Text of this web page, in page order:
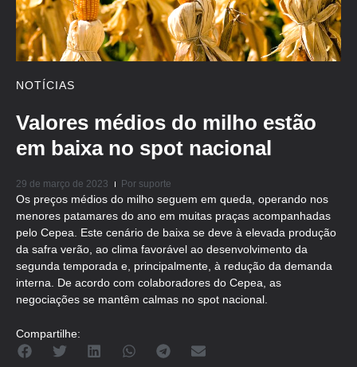
NOTÍCIAS
Valores médios do milho estão
em baixa no spot nacional
29 de março de 2023 Por suporte
Os preços médios do milho seguem em queda, operando nos
menores patamares do ano em muitas praças acompanhadas
pelo Cepea. Este cenário de baixa se deve à elevada produção
da safra verão, ao clima favorável ao desenvolvimento da
segunda temporada e, principalmente, à redução da demanda
interna. De acordo com colaboradores do Cepea, as
negociações se mantêm calmas no spot nacional.
Compartilhe: